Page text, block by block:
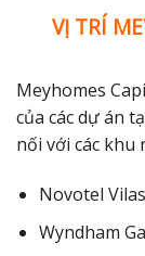
VỊ TRÍ
Meyhomes
của các dự án
nối với các khu
Novotel
Wyndham